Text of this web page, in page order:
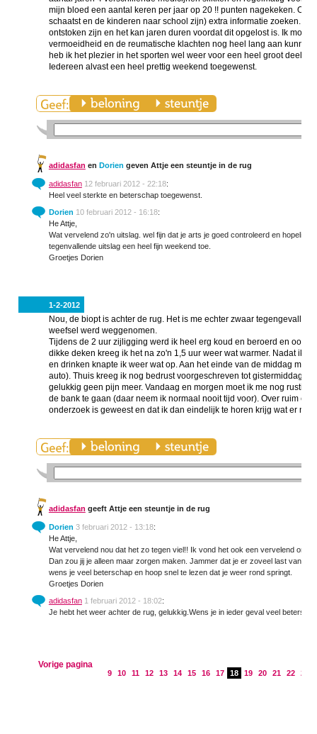
mijn bloed een aantal keren per jaar op 20 !! punten nagekeken. Op
schaatst en de kinderen naar school zijn) extra informatie zoeken.
ontstoken zijn en het kan jaren duren voordat dit opgelost is. Ik moet
vermoeidheid en de reumatische klachten nog heel lang aan
heb ik het plezier in het sporten wel weer voor een heel groot deel
Iedereen alvast een heel prettig weekend toegewenst.
adidasfan en Dorien geven Attje een steuntje in de rug
adidasfan 12 februari 2012 - 22:18:
Heel veel sterkte en beterschap toegewenst.
Dorien 10 februari 2012 - 16:18:
He Attje,
Wat vervelend zo'n uitslag. wel fijn dat je arts je goed controleerd en hopelijk
tegenvallende uitslag een heel fijn weekend toe.
Groetjes Dorien
1-2-2012
Nou, de biopt is achter de rug. Het is me echter zwaar
weefsel werd weggenomen.
Tijdens de 2 uur zijligging werd ik heel erg koud en beroerd en ook
dikke deken kreeg ik het na zo'n 1,5 uur weer wat warmer. Nadat ik
en drinken knapte ik weer wat op. Aan het einde van de middag
auto). Thuis kreeg ik nog bedrust voorgeschreven tot gistermiddag.
gelukkig geen pijn meer. Vandaag en morgen moet ik me nog rustig
de bank te gaan (daar neem ik normaal nooit tijd voor). Over ruim
onderzoek is geweest en dat ik dan eindelijk te horen krijg wat er nu
adidasfan geeft Attje een steuntje in de rug
Dorien 3 februari 2012 - 13:18:
He Attje,
Wat vervelend nou dat het zo tegen viel!! Ik vond het ook een vervelend
Dan zou jij je alleen maar zorgen maken. Jammer dat je er zoveel last van
wens je veel beterschap en hoop snel te lezen dat je weer rond springt.
Groetjes Dorien
adidasfan 1 februari 2012 - 18:02:
Je hebt het weer achter de rug, gelukkig.Wens je in ieder geval veel
Vorige pagina
9 10 11 12 13 14 15 16 17 18 19 20 21 22 23